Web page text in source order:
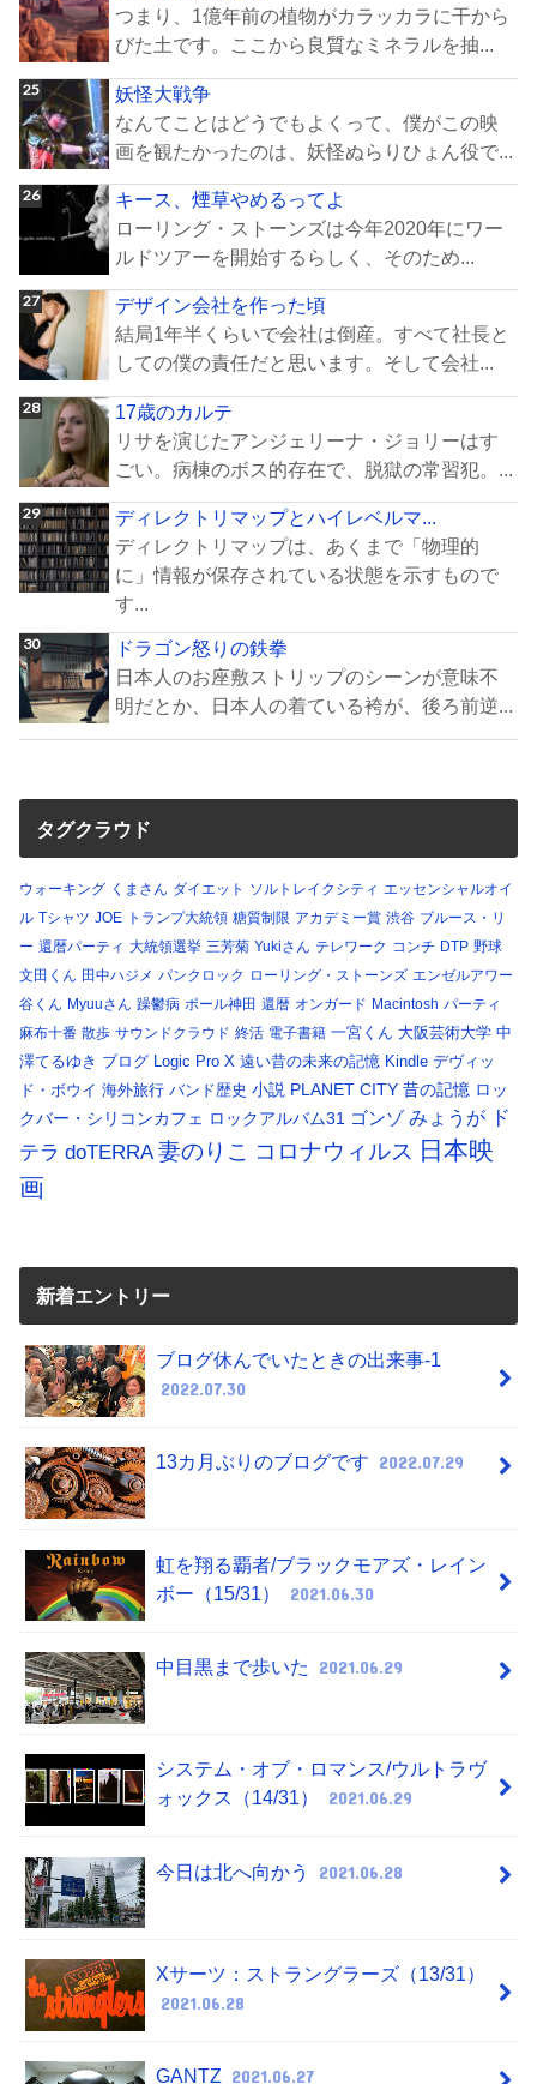
つまり、1億年前の植物がカラッカラに干から
びた土です。ここから良質なミネラルを抽...
妖怪大戦争
なんてことはどうでもよくって、僕がこの映
画を観たかったのは、妖怪ぬらりひょん役で...
キース、煙草やめるってよ
ローリング・ストーンズは今年2020年にワー
ルドツアーを開始するらしく、そのため...
デザイン会社を作った頃
結局1年半くらいで会社は倒産。すべて社長と
しての僕の責任だと思います。そして会社...
17歳のカルテ
リサを演じたアンジェリーナ・ジョリーはす
ごい。病棟のボス的存在で、脱獄の常習犯。...
ディレクトリマップとハイレベルマ...
ディレクトリマップは、あくまで「物理的
に」情報が保存されている状態を示すもので
す...
ドラゴン怒りの鉄拳
日本人のお座敷ストリップのシーンが意味不
明だとか、日本人の着ている袴が、後ろ前逆...
タグクラウド
ウォーキング くまさん ダイエット ソルトレイクシティ エッセンシャルオイ
ル Tシャツ JOE トランプ大統領 糖質制限 アカデミー賞 渋谷 ブルース・リ
ー 還暦パーティ 大統領選挙 三芳菊 Yukiさん テレワーク コンチ DTP 野球
文田くん 田中ハジメ パンクロック ローリング・ストーンズ エンゼルアワー
谷くん Myuuさん 躁鬱病 ポール神田 還暦 オンガード Macintosh パーティ
麻布十番 散歩 サウンドクラウド 終活 電子書籍 一宮くん 大阪芸術大学 中
澤てるゆき ブログ Logic Pro X 遠い昔の未来の記憶 Kindle デヴィッ
ド・ボウイ 海外旅行 バンド歴史 小説 PLANET CITY 昔の記憶 ロッ
クバー・シリコンカフェ ロックアルバム31 ゴンゾ みょうが
ド
テラ doTERRA 妻のりこ コロナウィルス 日本映
画
新着エントリー
ブログ休んでいたときの出来事-1
2022.07.30
13カ月ぶりのブログです 2022.07.29
虹を翔る覇者/ブラックモアズ・レイン
ボー（15/31）
2021.06.30
中目黒まで歩いた 2021.06.29
システム・オブ・ロマンス/ウルトラヴ
ォックス（14/31）
2021.06.29
今日は北へ向かう 2021.06.28
Xサーツ：ストラングラーズ（13/31）
2021.06.28
GANTZ 2021.06.27